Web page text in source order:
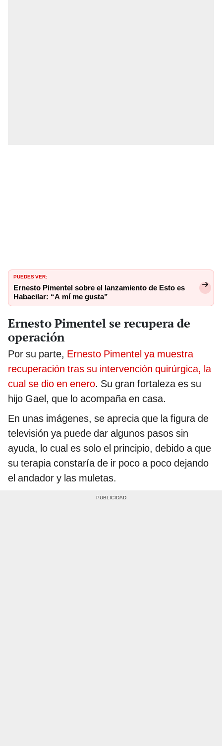
PUEDES VER:
Ernesto Pimentel sobre el lanzamiento de Esto es
Habacilar: “A mí me gusta”
Ernesto Pimentel se recupera de
operación
Por su parte, Ernesto Pimentel ya muestra
recuperación tras su intervención quirúrgica, la
cual se dio en enero. Su gran fortaleza es su
hijo Gael, que lo acompaña en casa.
En unas imágenes, se aprecia que la figura de
televisión ya puede dar algunos pasos sin
ayuda, lo cual es solo el principio, debido a que
su terapia constaría de ir poco a poco dejando
el andador y las muletas.